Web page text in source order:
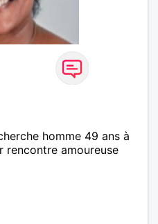
homme 49 ans à
rencontre amoureuse